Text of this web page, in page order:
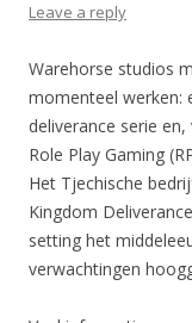
Leave a reply
Warehorse studios
momenteel werken:
deliverance serie
Role Play Gaming
Het Tjechische
Kingdom
setting het
verwachtingen